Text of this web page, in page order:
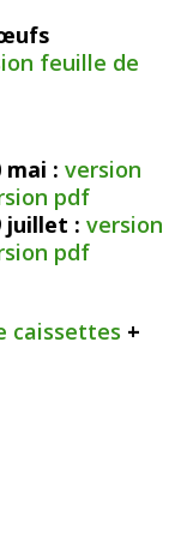
feuille de
mai : version
pdf
juillet : version
pdf
caissettes +